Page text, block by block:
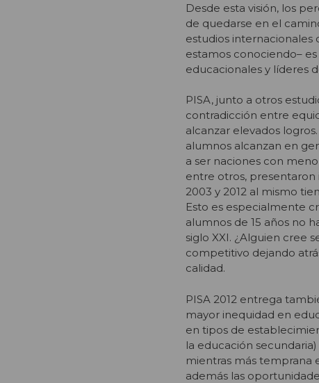
Desde esta visión, los
de quedarse en el
estudios internacionales
estamos conociendo–
educacionales y líderes
PISA, junto a otros
contradicción entre
alcanzar elevados
alumnos alcanzan en
a ser naciones con
entre otros,
2003 y 2012 al mismo
Esto es especialmente
alumnos de 15 años no
siglo XXI. ¿Alguien cree
competitivo dejando
calidad.
PISA 2012 entrega
mayor inequidad en
en tipos de
la educación
mientras más temprana
además las